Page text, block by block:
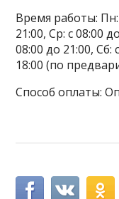
Время работы: Пн:
21:00, Ср: с 08:00
08:00 до 21:00, Сб:
18:00 (по
Способ оплаты: